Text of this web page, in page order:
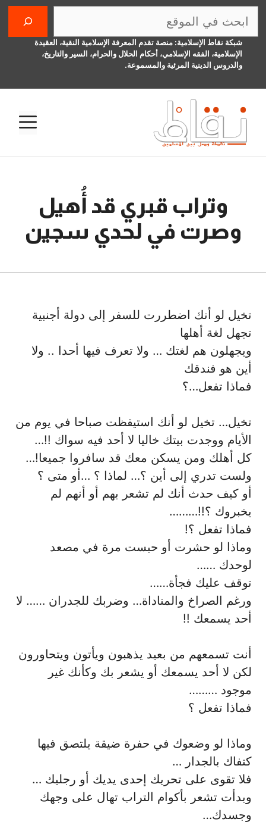
انتقل
المحتوىشبكة نقاط الإسلامية: منصة تقدم المعرفة الإسلامية النقية، العقيدة
الإسلامية، الفقه الإسلامي، أحكام الحلال والحرام، السير والتاريخ،
والدروس الدينية المرئية والمسموعة.
وتراب قبري قد أُهيل
وصرت في لحدي سجين
تخيل لو أنك اضطررت للسفر إلى دولة أجنبية
تجهل لغة أهلها
ويجهلون هم لغتك … ولا تعرف فيها أحدا .. ولا
أين هو فندقك
فماذا تفعل…؟
تخيل… تخيل لو أنك استيقظت صباحا في يوم من
الأيام ووجدت بيتك خاليا لا أحد فيه سواك !!…
كل أهلك ومن يسكن معك قد سافروا جميعا!…
ولست تدري إلى أين ؟… لماذا ؟ …أو متى ؟
أو كيف حدث أنك لم تشعر بهم أو أنهم لم
يخبروك ؟!!………
فماذا تفعل ؟!
وماذا لو حشرت أو حبست مرة في مصعد
لوحدك ……
توقف عليك فجأة……
ورغم الصراخ والمناداة… وضربك للجدران …… لا
أحد يسمعك !!
أنت تسمعهم من بعيد يذهبون ويأتون ويتحاورون
لكن لا أحد يسمعك أو يشعر بك وكأنك غير
موجود ………
فماذا تفعل ؟
وماذا لو وضعوك في حفرة ضيقة يلتصق فيها
كتفاك بالجدار …
فلا تقوى على تحريك إحدى يديك أو رجليك …
وبدأت تشعر بأكوام التراب تهال على وجهك
وجسدك…